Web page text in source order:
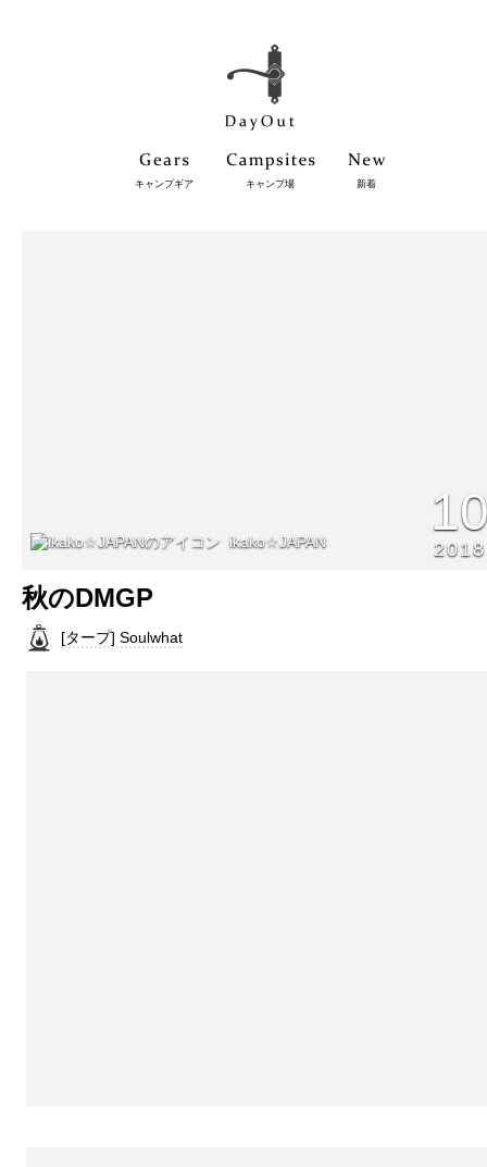
キャンプギア キャンプ場 新着
ikako☆JAPAN 2018
秋のDMGP
[タープ] Soulwhat